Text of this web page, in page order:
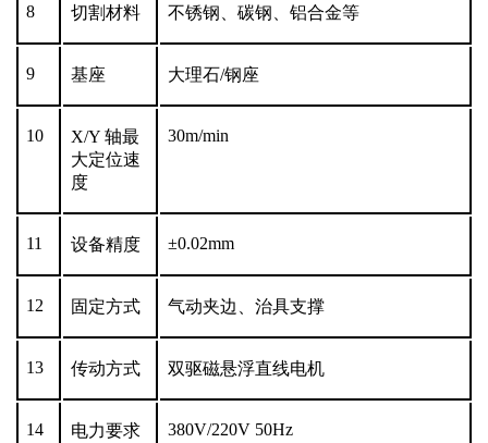
8 切割材料 不锈钢、碳钢、铝合金等
9 基座 大理石/钢座
10
X/Y 轴最
大定位速
度
30m/min
11 设备精度 ±0.02mm
12 固定方式 气动夹边、治具支撑
13 传动方式 双驱磁悬浮直线电机
14 电力要求 380V/220V 50Hz